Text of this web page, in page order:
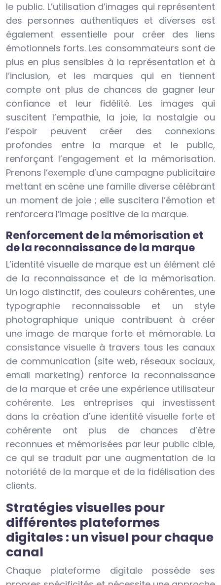
le public. L’utilisation d’images qui représentent
des personnes authentiques et diverses est
également essentielle pour créer des liens
émotionnels forts. Les consommateurs sont de
plus en plus sensibles à la représentation et à
l’inclusion, et les marques qui en tiennent
compte ont plus de chances de gagner leur
confiance et leur fidélité. Les images qui
suscitent l’empathie, la joie, la nostalgie ou
l’espoir peuvent créer des connexions
profondes entre la marque et le public,
renforçant l’engagement et la mémorisation.
Prenons l’exemple d’une campagne publicitaire
mettant en scène une famille diverse célébrant
un moment de joie ; elle suscitera l’émotion et
renforcera l’image positive de la marque.
Renforcement de la mémorisation et
de la reconnaissance de la marque
L’identité visuelle de marque est un élément clé
de la reconnaissance et de la mémorisation.
Un logo distinctif, des couleurs cohérentes, une
typographie reconnaissable et un style
photographique unique contribuent à créer
une image de marque forte et mémorable. La
consistance visuelle à travers tous les canaux
de communication (site web, réseaux sociaux,
email marketing) renforce la reconnaissance
de la marque et crée une expérience utilisateur
cohérente. Les entreprises qui investissent
dans la création d’une identité visuelle forte et
cohérente ont plus de chances d’être
reconnues et mémorisées par leur public cible,
ce qui se traduit par une augmentation de la
notoriété de la marque et de la fidélisation des
clients.
Stratégies visuelles pour
différentes plateformes
digitales : un visuel pour chaque
canal
Chaque plateforme digitale possède ses